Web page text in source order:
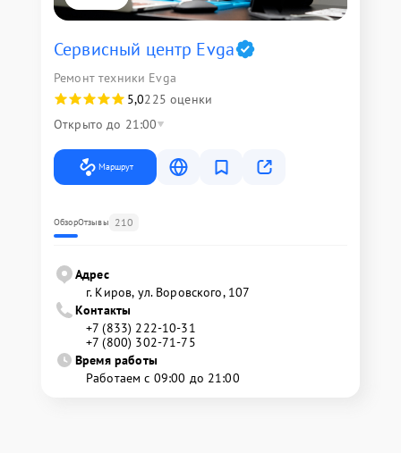
Сервисный центр Evga
Ремонт техники Evga
5,0225 оценки
Открыто до 21:00
Маршрут
ОбзорОтзывы 210
Адрес
г. Киров, ул. Воровского, 107
Контакты
+7 (833) 222-10-31
+7 (800) 302-71-75
Время работы
Работаем с 09:00 до 21:00